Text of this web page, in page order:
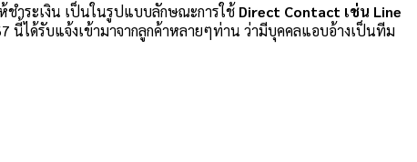
ชำระเงิน เป็นในรูปแบบลักษณะการใช้ Direct Contact เช่น Line
นี้ได้รับแจ้งเข้ามาจากลูกค้าหลายๆท่าน ว่ามีบุคคลแอบอ้างเป็นทีม